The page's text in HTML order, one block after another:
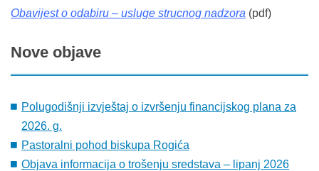
Obavijest o odabiru – usluge strucnog nadzora (pdf)
Nove objave
Polugodišnji izvještaj o izvršenju financijskog plana za
2026. g.
Pastoralni pohod biskupa Rogića
Objava informacija o trošenju sredstava – lipanj 2026